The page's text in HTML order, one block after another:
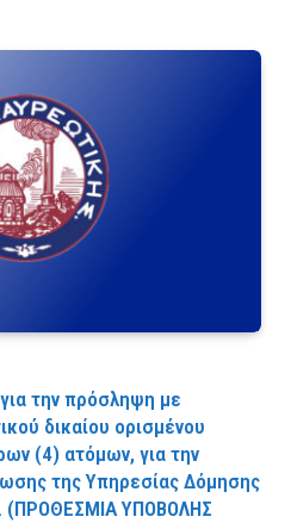
την πρόσληψη με
δικαίου ορισμένου
(4) ατόμων, για την
της Υπηρεσίας Δόμησης
YΠOBOΛHΣ